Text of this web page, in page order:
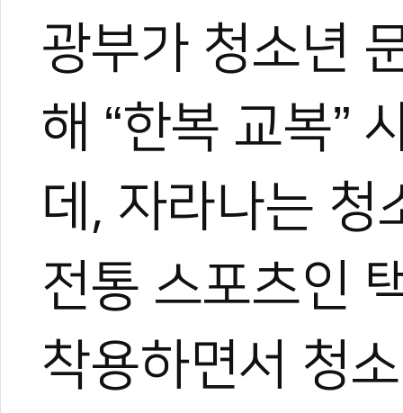
광부가 청소년
해 “한복 교복”
데, 자라나는 청
전통 스포츠인
착용하면서 청